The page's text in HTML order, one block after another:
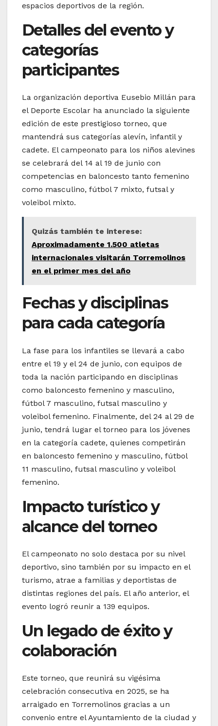
espacios deportivos de la región.
Detalles del evento y
categorías
participantes
La organización deportiva Eusebio Millán para
el Deporte Escolar ha anunciado la siguiente
edición de este prestigioso torneo, que
mantendrá sus categorías alevín, infantil y
cadete. El campeonato para los niños alevines
se celebrará del 14 al 19 de junio con
competencias en baloncesto tanto femenino
como masculino, fútbol 7 mixto, futsal y
voleibol mixto.
Quizás también te interese:
Aproximadamente 1.500 atletas
internacionales visitarán Torremolinos
en el primer mes del año
Fechas y disciplinas
para cada categoría
La fase para los infantiles se llevará a cabo
entre el 19 y el 24 de junio, con equipos de
toda la nación participando en disciplinas
como baloncesto femenino y masculino,
fútbol 7 masculino, futsal masculino y
voleibol femenino. Finalmente, del 24 al 29 de
junio, tendrá lugar el torneo para los jóvenes
en la categoría cadete, quienes competirán
en baloncesto femenino y masculino, fútbol
11 masculino, futsal masculino y voleibol
femenino.
Impacto turístico y
alcance del torneo
El campeonato no solo destaca por su nivel
deportivo, sino también por su impacto en el
turismo, atrae a familias y deportistas de
distintas regiones del país. El año anterior, el
evento logró reunir a 139 equipos.
Un legado de éxito y
colaboración
Este torneo, que reunirá su vigésima
celebración consecutiva en 2025, se ha
arraigado en Torremolinos gracias a un
convenio entre el Ayuntamiento de la ciudad y